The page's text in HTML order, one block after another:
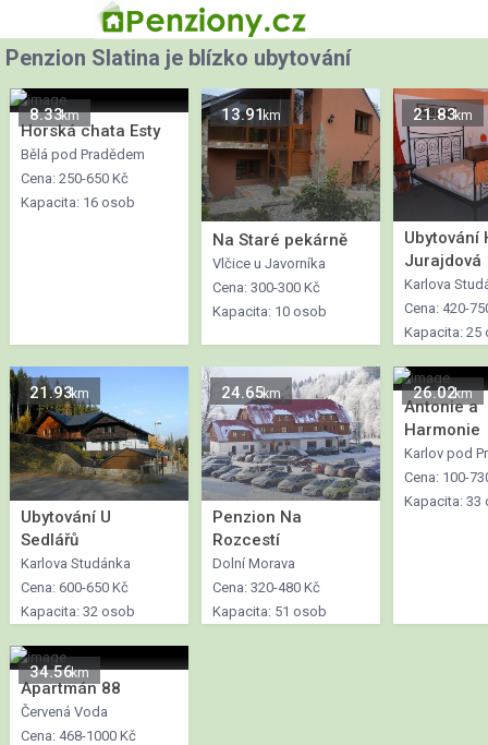
Penzion Slatina je blízko ubytování
8.33km
Horská chata Esty
Bělá pod Pradědem
Cena: 250-650 Kč
Kapacita: 16 osob
13.91km
Na Staré pekárně
Vlčice u Javorníka
Cena: 300-300 Kč
Kapacita: 10 osob
21.83km
Ubytování
Jurajdová
Karlova
Cena: 420-
Kapacita: 25
21.93km
Ubytování U
Sedlářů
Karlova Studánka
Cena: 600-650 Kč
Kapacita: 32 osob
24.65km
Penzion Na
Rozcestí
Dolní Morava
Cena: 320-480 Kč
Kapacita: 51 osob
26.02km
Antonie a
Harmonie
Karlov pod
Cena: 100-
Kapacita: 33
34.56km
Apartmán 88
Červená Voda
Cena: 468-1000 Kč